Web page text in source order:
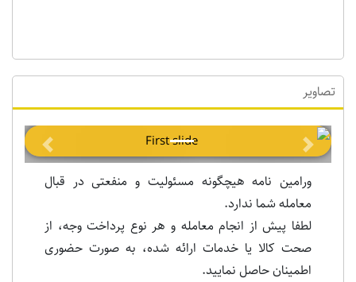
تصاویر
Next
ورامین نامه هیچگونه مسئولیت و منفعتی در قبال
معامله شما ندارد.
لطفا پیش از انجام معامله و هر نوع پرداخت وجه، از
صحت کالا یا خدمات ارائه شده، به صورت حضوری
اطمینان حاصل نمایید.